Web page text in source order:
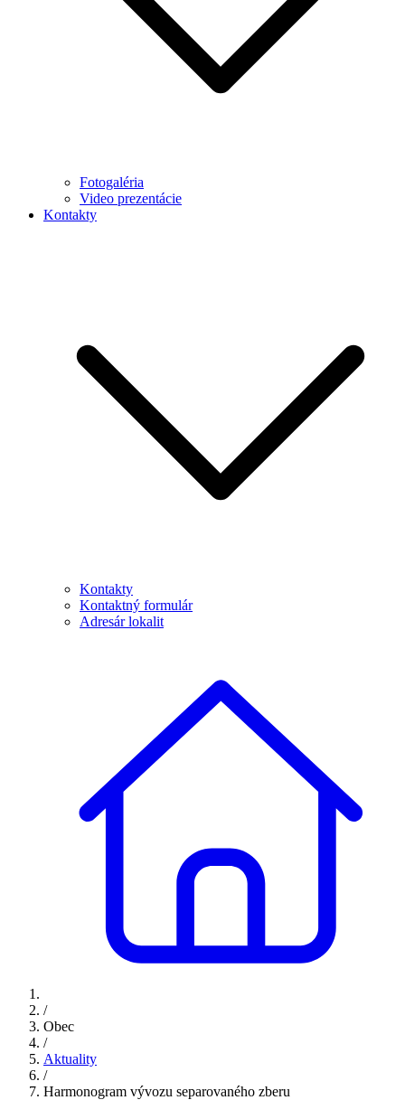
Fotogaléria
Video prezentácie
Kontakty
Kontakty
Kontaktný formulár
Adresár lokalit
/
Obec
/
Aktuality
/
Harmonogram vývozu separovaného zberu